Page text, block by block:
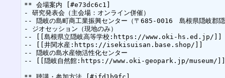
** 会場案内 [#e73dc6c1]
- 研究発表会（主会場：オンライン併催）
-- 隠岐の島町商工業振興センター（〒685-0016　島根県隠岐郡
- ジオセッション（現地のみ）
-- [[島根県立隠岐高等学校:https://www.oki-hs.ed.jp/]]（〒
-- [[井関水産:https://isekisuisan.base.shop/]]
-- 隠岐の島水産物活性化センター
-- [[隠岐自然館:https://www.oki-geopark.jp/museum/]]（〒
** 聴講・参加方法 [#jfd1b9fc]